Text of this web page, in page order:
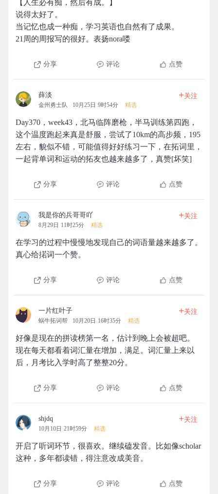
【人生必有痴，然后有成。】
说得太好了。
当记忆也成一种痴，学习英语也自然有了成果。
21周的周报写的很好。表扬nora喽
分享 评论 点赞
薛淡
金州勇士队 10月25日 9时54分 精选
+关注
Day370，week43，北马临阵磨枪，半马训练第四跑，
这个温度跑起来真是舒服，尝试了10km的高步频，195
左右，貌似不错，可能值得好好练习一下，在拓词里，
一起背单词和运动的拓友也越来越多了，真赞[坏笑]
分享 评论 点赞
我是你的兵哥哥吖
8月29日 11时25分 精选
+关注
在学习的过程中慢慢地发现自己的词语量越来越多了。
真心给掿词一个赞。
分享 评论 点赞
一片红叶子
蜗牛拓词帮 10月20日 16时35分 精选
+关注
好像是现在的拼读榜第一名，估计到晚上会被超吧。
现在每天都看着词汇量在增加，满足。词汇量上来以
后，月考比入学时高了整整20分。
分享 评论 点赞
shjdq
10月10日 21时59分 精选
+关注
开启了听词环节，很喜欢。继续磕发音。比如像scholar
这种，多年都读错，得注意改成美音。
分享 评论 点赞